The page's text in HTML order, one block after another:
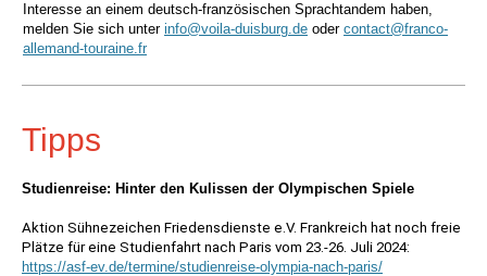
Interesse an einem deutsch-französischen Sprachtandem haben,
melden Sie sich unter info@voila-duisburg.de oder contact@franco-
allemand-touraine.fr
Tipps
Studienreise: Hinter den Kulissen der Olympischen Spiele
Aktion Sühnezeichen Friedensdienste e.V. Frankreich hat noch freie
Plätze für eine Studienfahrt nach Paris vom 23.-26. Juli 2024:
https://asf-ev.de/termine/studienreise-olympia-nach-paris/